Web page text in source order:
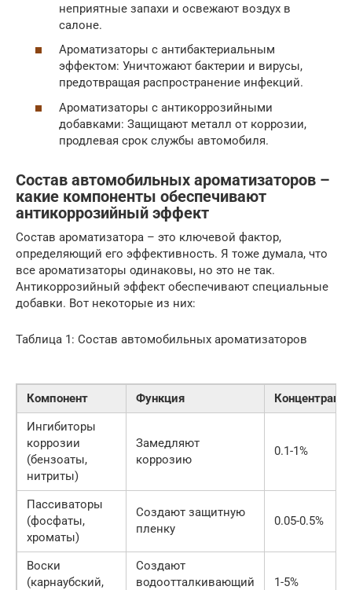
неприятные запахи и освежают воздух в
салоне.
Ароматизаторы с антибактериальным
эффектом: Уничтожают бактерии и вирусы,
предотвращая распространение инфекций.
Ароматизаторы с антикоррозийными
добавками: Защищают металл от коррозии,
продлевая срок службы автомобиля.
Состав автомобильных ароматизаторов –
какие компоненты обеспечивают
антикоррозийный эффект
Состав ароматизатора – это ключевой фактор,
определяющий его эффективность. Я тоже думала, что
все ароматизаторы одинаковы, но это не так.
Антикоррозийный эффект обеспечивают специальные
добавки. Вот некоторые из них:
Таблица 1: Состав автомобильных ароматизаторов
Компонент Функция
Ингибиторы
коррозии
(бензоаты,
нитриты)
Замедляют
коррозию
0.1-1%
Пассиваторы
(фосфаты,
хроматы)
Создают защитную
пленку
0.05-0.5%
Воски
(карнаубский,
Создают
водоотталкивающий
1-5%